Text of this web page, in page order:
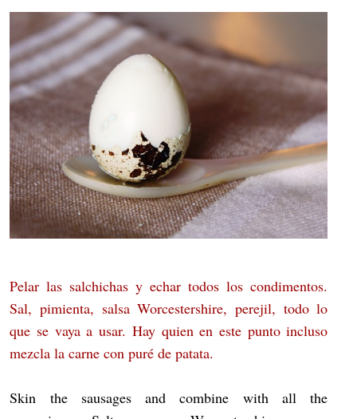
Pelar las salchichas y echar todos los condimentos.
Sal, pimienta, salsa Worcestershire, perejil, todo lo
que se vaya a usar. Hay quien en este punto incluso
mezcla la carne con puré de patata.
Skin the sausages and combine with all the